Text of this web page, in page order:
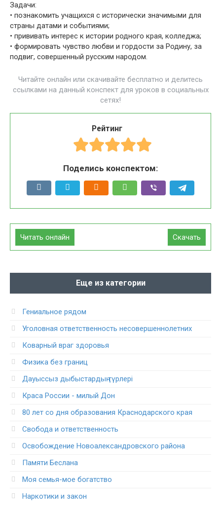
Задачи:
• познакомить учащихся с исторически значимыми для
страны датами и событиями;
• прививать интерес к истории родного края, колледжа;
• формировать чувство любви и гордости за Родину, за
подвиг, совершенный русским народом.
Читайте онлайн или скачивайте бесплатно и делитесь
ссылками на данный конспект для уроков в социальных
сетях!
Рейтинг
Поделись конспектом:
Скачать
Читать онлайн
Еще из категории
Гениальное рядом
Уголовная ответственность несовершеннолетних
Коварный враг здоровья
Физика без границ
Дауыссыз дыбыстардың түрлері
Краса России - милый Дон
80 лет со дня образования Краснодарского края
Свобода и ответственность
Освобождение Новоалександровского района
Памяти Беслана
Моя семья-мое богатство
Наркотики и закон